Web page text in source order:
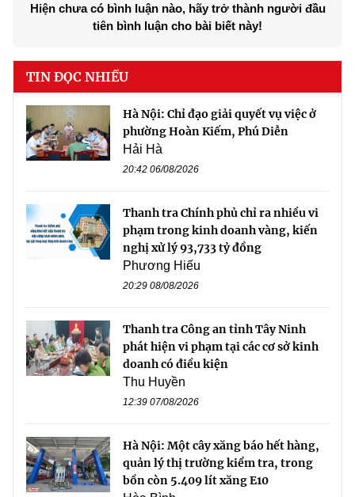
Hiện chưa có bình luận nào, hãy trở thành người đầu
tiên bình luận cho bài biết này!
TIN ĐỌC NHIỀU
Hà Nội: Chỉ đạo giải quyết vụ việc ở
phường Hoàn Kiếm, Phú Diễn
Hải Hà
20:42 06/08/2026
Thanh tra Chính phủ chỉ ra nhiều vi
phạm trong kinh doanh vàng, kiến
nghị xử lý 93,733 tỷ đồng
Phương Hiếu
20:29 08/08/2026
Thanh tra Công an tỉnh Tây Ninh
phát hiện vi phạm tại các cơ sở kinh
doanh có điều kiện
Thu Huyền
12:39 07/08/2026
Hà Nội: Một cây xăng báo hết hàng,
quản lý thị trường kiểm tra, trong
bồn còn 5.409 lít xăng E10